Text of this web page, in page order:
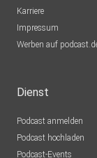
mich/
Karriere
Impressum
Werben auf
Dienst
Podcast anmelden
Podcast hochladen
Podcast-Events